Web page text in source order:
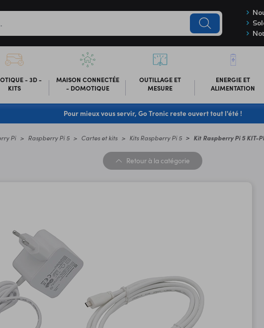
- 3D -
KITS
MAISON CONNECTÉE
- DOMOTIQUE
OUTILLAGE ET
MESURE
ENERGIE ET
ALIMENTATION
Pour mieux vous servir, Go Tronic reste ouvert tout l'été !
Pi Raspberry Pi 5 Cartes et kits Kits Raspberry Pi 5 Kit Raspberry Pi 5 KIT-
Retour à la catégorie